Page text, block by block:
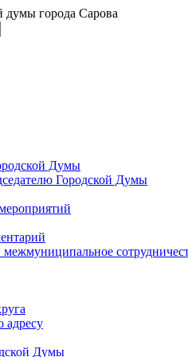
думы города Сарова
Думы
Городской Думы
адресу
Думы